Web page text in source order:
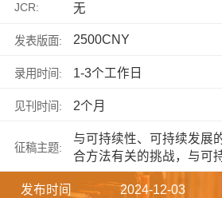
JCR: 无
发表版面: 2500CNY
录用时间: 1-3个工作日
见刊时间: 2个月
征稿主题:
与可持续性、可持续发展
合方法有关的挑战，与可
发布时间 2024-12-03